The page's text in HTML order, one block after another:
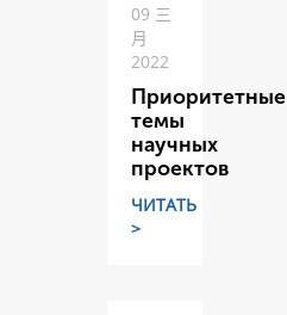
09 三
月
2022
Приоритетные
темы
научных
проектов
ЧИТАТЬ
>